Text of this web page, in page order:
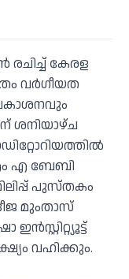
കേരള
വർഗീയത
ശനിയാഴ്ച
എ ബേബി
പുസ്തകം
മുംതാസ്
വഹിക്കും.